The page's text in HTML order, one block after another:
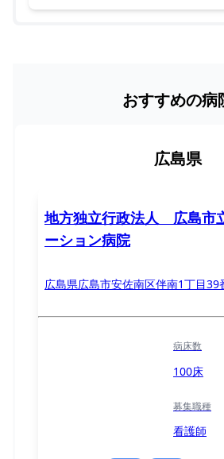
おすすめの病
広島県
地方独立行政法人 広島市
ーション病院
広島県広島市安佐南区伴南1丁目39
病床数
100床
募集職種
看護師